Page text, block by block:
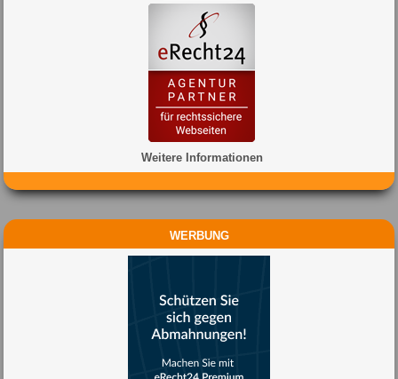
Weitere Informationen
WERBUNG